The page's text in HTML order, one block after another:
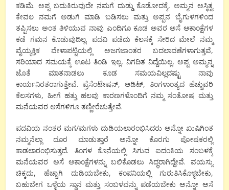
ಕಡಿಮೆ. ಅಪ್ಪ ಬದುಕಿರುವುದೇ ನಮಗೆ ದುಡ್ಡು ಕೊಡೋದಕ್ಕೆ, ಅಮ್ಮನ ಅಸ್ಥಿತ್ವ
ಕೇವಲ ನಮಗೆ ಅಡುಗೆ ಮಾಡಿ ಬಡಿಸಲು ಮತ್ತು ಅಪ್ಪನ ಬೈಗುಳಗಳಿಂದ
ತಪ್ಪಿಸಲು ಅಂತ ತಿಳಿಯುವ ನಾವು ಎಂದಿಗೂ ಕೂಡ ಅವರ ಅಸೆ ಆಕಾಂಕ್ಷೆಗಳ
ಕಡೆ ಗಮನ ಕೊಡುವುದಿಲ್ಲ. ಪದವಿ ಪಡೆದು ಕೆಲಸಕ್ಕೆ ಸೇರಿದ ಮೇಲೆ ನಮ್ಮ
ವೈಯ್ಯಕ್ತಿಕ ವೇಳಾಪಟ್ಟಿಯಲ್ಲಿ ಅಜಗಜಾಂತರ ಬದಲಾವಣೆಗಳಾಗುತ್ತವೆ,
ಸರಿಯಾದ ಸಮಯಕ್ಕೆ ಊಟ ತಿಂಡಿ ಇಲ್ಲ, ನಿಗದಿತ ನಿದ್ದೆಯಿಲ್ಲ, ಅಪ್ಪ ಅಮ್ಮನ್ನ
ಜೊತೆ ಮಾತನಾಡಲು ಕೂಡ ಸಮಯವಿಲ್ಲದಷ್ಟು ನಾವು
ಕಾರ್ಯನಿರತರಾಗುತ್ತೇವೆ. ಪ್ರೆಸೆಂಟೇಷನ್, ಆಡಿಟ್, ತಿಂಗಳಾಂತ್ಯದ ಹೆಚ್ಚುವರಿ
ಕೆಲಸಗಳು, ಹೀಗೆ ಹತ್ತು ಹಲವು ಕಾರಣಗಳೊಂದಿಗೆ ನಮ್ಮ ಸಂತೋಷ ಮತ್ತು
ಮನೆಯವರ ಆಸೆಗಳಿಗೂ ತಣ್ಣೀರೆಚುತ್ತೇವೆ.
ಪದವಿಯ ನಂತರ ಮಗ/ಮಗಳು ದುಡಿಯಲಾರಂಭಿಸಿದರು ಅನ್ನೋ ಖುಷಿಗಿಂತ
ನಮ್ಮನೆಲ್ಲಾ ದೂರ ಮಾಡುತ್ತಾರೆ ಅನ್ನೋ ಕೊರಗು ಪೋಷಕರಲ್ಲಿ
ಕಾಡಲಾರಂಭಿಸುತ್ತದೆ. ತಿಂಗಳ ಕೊನೆಯಲ್ಲಿ ಸಿಗುವ ಐದಂಕಿಯ ಸಂಬಳಕ್ಕೆ
ಮನೆಯವರ ಅಸೆ ಆಕಾಂಕ್ಷೆಗಳನ್ನು ಬಲಿಕೊಡಲು ಸಿದ್ಧರಾಗಿದ್ದೇವೆ. ವಯಸ್ಸು
ಚಿಕ್ಕದು, ಹೆಚ್ಚಾಗಿ ದುಡಿಯಬೇಕು, ಕಂಪನಿಯಲ್ಲಿ ಗುರುತಿಸಿಕೊಳ್ಳಬೇಕು,
ಬಹುಬೇಗ ಒಳ್ಳೆಯ ಸ್ಥಾನ ಮತ್ತು ಸಂಬಳವನ್ನು ಪಡೆಯಬೇಕು ಅನ್ನೋ ಅಸೆ